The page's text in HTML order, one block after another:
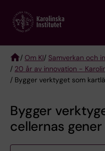
main
Breadcrumb
/ Om KI/ Samverkan och
/ 20 år av innovation -
/ Bygger verktyget som
Bygger
cellernas gener